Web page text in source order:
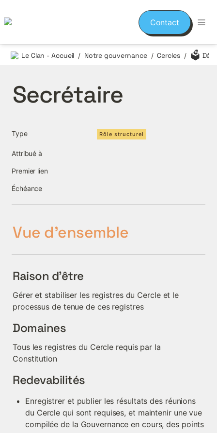
Contact
Le Clan - Accueil / Notre gouvernance / Cercles / 🗳️
Secrétaire
Type Rôle structurel
Attribué à
Premier lien
Échéance
Vue d'ensemble
Raison d'être
Gérer et stabiliser les registres du Cercle et le
processus de tenue de ces registres
Domaines
Tous les registres du Cercle requis par la
Constitution
Redevabilités
Enregistrer et publier les résultats des réunions
du Cercle qui sont requises, et maintenir une vue
compilée de la Gouvernance en cours, des points